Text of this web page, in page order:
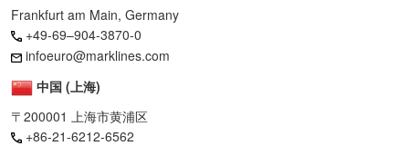
Frankfurt am Main, Germany
+49-69–904-3870-0
infoeuro@marklines.com
中国 (上海)
〒200001 上海市黄浦区
+86-21-6212-6562